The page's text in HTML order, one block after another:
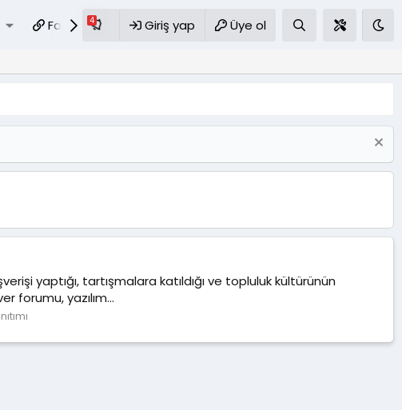
Favoriler S.S.S
Giriş yap Üye ol
yaptığı, tartışmalara katıldığı ve topluluk kültürünün
forumu, yazılım...